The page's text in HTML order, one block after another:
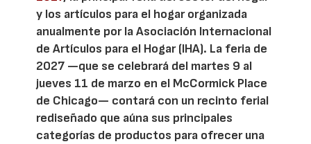
y los artículos para el hogar organizada
anualmente por la Asociación Internacional
de Artículos para el Hogar (IHA). La feria de
2027 —que se celebrará del martes 9 al
jueves 11 de marzo en el McCormick Place
de Chicago— contará con un recinto ferial
rediseñado que aúna sus principales
categorías de productos para ofrecer una